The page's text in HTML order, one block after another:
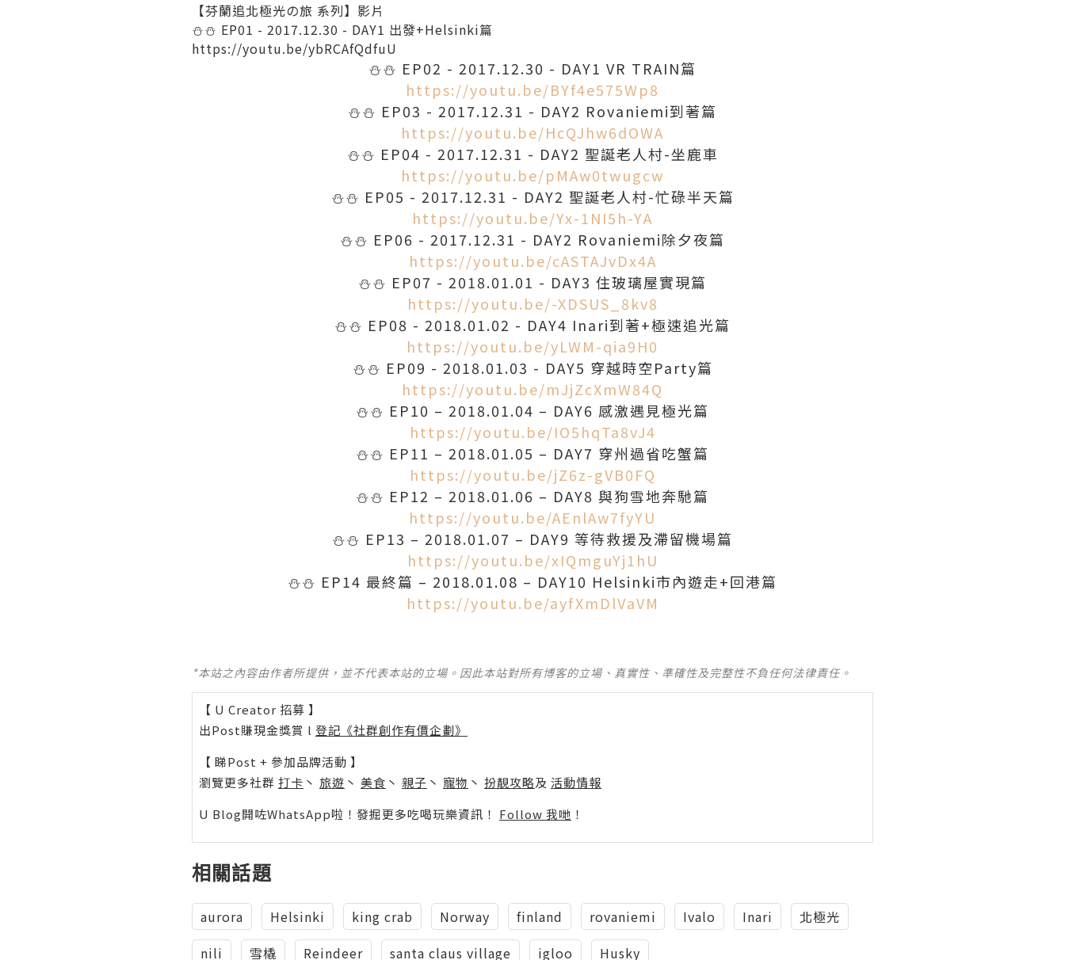
【芬蘭追北極光の旅 系列】影片
⛄⛄ EP01 - 2017.12.30 - DAY1 出發+Helsinki篇
https://youtu.be/ybRCAfQdfuU
⛄⛄ EP02 - 2017.12.30 - DAY1 VR TRAIN篇
https://youtu.be/BYf4e575Wp8
⛄⛄ EP03 - 2017.12.31 - DAY2 Rovaniemi到著篇
https://youtu.be/HcQJhw6dOWA
⛄⛄ EP04 - 2017.12.31 - DAY2 聖誕老人村-坐鹿車
https://youtu.be/pMAw0twugcw
⛄⛄ EP05 - 2017.12.31 - DAY2 聖誕老人村-忙碌半天篇
https://youtu.be/Yx-1NI5h-YA
⛄⛄ EP06 - 2017.12.31 - DAY2 Rovaniemi除夕夜篇
https://youtu.be/cASTAJvDx4A
⛄⛄ EP07 - 2018.01.01 - DAY3 住玻璃屋實現篇
https://youtu.be/-XDSUS_8kv8
⛄⛄ EP08 - 2018.01.02 - DAY4 Inari到著+極速追光篇
https://youtu.be/yLWM-qia9H0
⛄⛄ EP09 - 2018.01.03 - DAY5 穿越時空Party篇
https://youtu.be/mJjZcXmW84Q
⛄⛄ EP10 – 2018.01.04 – DAY6 感激遇見極光篇
https://youtu.be/IO5hqTa8vJ4
⛄⛄ EP11 – 2018.01.05 – DAY7 穿州過省吃蟹篇
https://youtu.be/jZ6z-gVB0FQ
⛄⛄ EP12 – 2018.01.06 – DAY8 與狗雪地奔馳篇
https://youtu.be/AEnlAw7fyYU
⛄⛄ EP13 – 2018.01.07 – DAY9 等待救援及滯留機場篇
https://youtu.be/xIQmguYj1hU
⛄⛄ EP14 最終篇 – 2018.01.08 – DAY10 Helsinki市內遊走+回港篇
https://youtu.be/ayfXmDlVaVM
*本站之內容由作者所提供，並不代表本站的立場。因此本站對所有博客的立場、真實性、準確性及完整性不負任何法律責任。
【 U Creator 招募 】
出Post賺現金獎賞 l 登記《社群創作有價企劃》
【 睇Post + 參加品牌活動 】
瀏覽更多社群 打卡 丶 旅遊 丶 美食 丶 親子 丶 寵物 丶 扮靚攻略及 活動情報
U Blog開咗WhatsApp啦！發掘更多吃喝玩樂資訊！ Follow 我哋 ！
相關話題
aurora Helsinki king crab Norway finland rovaniemi Ivalo Inari
北極光
nili
雪橇 Reindeer santa claus village igloo Husky